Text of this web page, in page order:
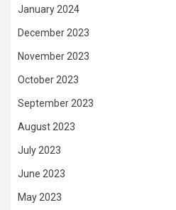
January 2024
December 2023
November 2023
October 2023
September 2023
August 2023
July 2023
June 2023
May 2023